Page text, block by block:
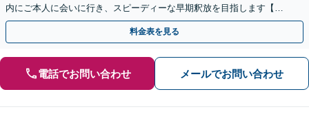
内にご本人に会いに行き、スピーディーな早期釈放を目指します【事
前予約にて当日・休日・夜間面談可｜関西エリア対応】
料金表を見る
電話でお問い合わせ メールでお問い合わせ